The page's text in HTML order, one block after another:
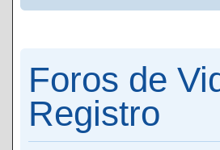
Foros de
Registro